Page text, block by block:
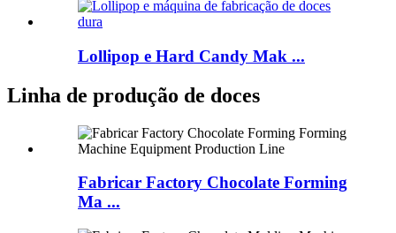
Lollipop e Hard Candy Mak ...
Linha de produção de doces
Fabricar Factory Chocolate Forming
Ma ...